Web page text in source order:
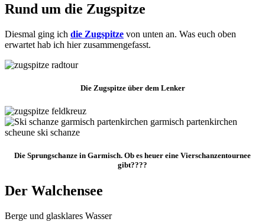
Rund um die Zugspitze
Diesmal ging ich die Zugspitze von unten an. Was euch oben
erwartet hab ich hier zusammengefasst.
Die Zugspitze über dem Lenker
Die Sprungschanze in Garmisch. Ob es heuer eine Vierschanzentournee
gibt????
Der Walchensee
Berge und glasklares Wasser